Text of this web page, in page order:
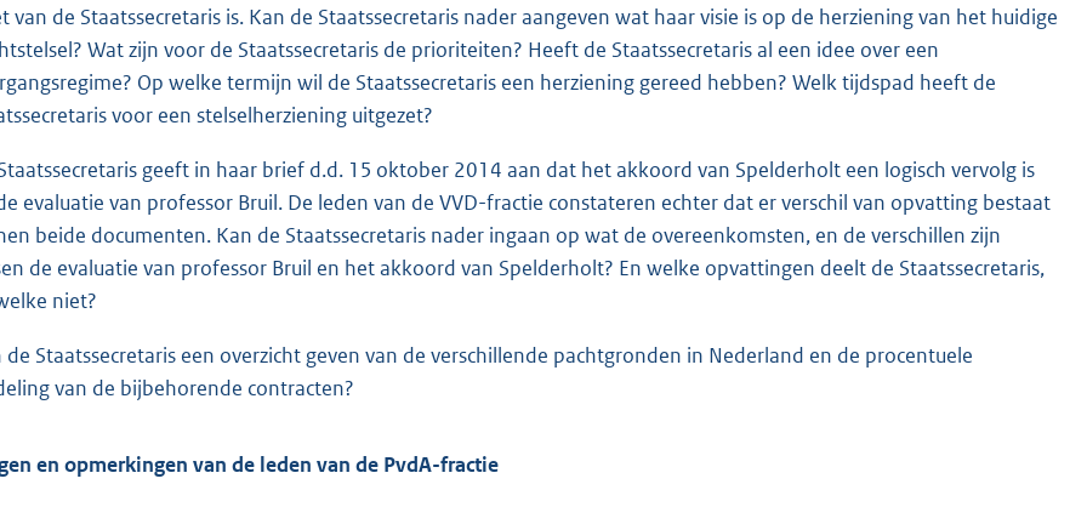
van de Staatssecretaris is. Kan de Staatssecretaris nader aangeven wat haar visie is op de herziening van het huidige
Wat zijn voor de Staatssecretaris de prioriteiten? Heeft de Staatssecretaris al een idee over een
Op welke termijn wil de Staatssecretaris een herziening gereed hebben? Welk tijdspad heeft de
voor een stelselherziening uitgezet?
geeft in haar brief d.d. 15 oktober 2014 aan dat het akkoord van Spelderholt een logisch vervolg is
evaluatie van professor Bruil. De leden van de VVD-fractie constateren echter dat er verschil van opvatting bestaat
beide documenten. Kan de Staatssecretaris nader ingaan op wat de overeenkomsten, en de verschillen zijn
de evaluatie van professor Bruil en het akkoord van Spelderholt? En welke opvattingen deelt de Staatssecretaris,
niet?
de Staatssecretaris een overzicht geven van de verschillende pachtgronden in Nederland en de procentuele
van de bijbehorende contracten?
en opmerkingen van de leden van de PvdA-fractie